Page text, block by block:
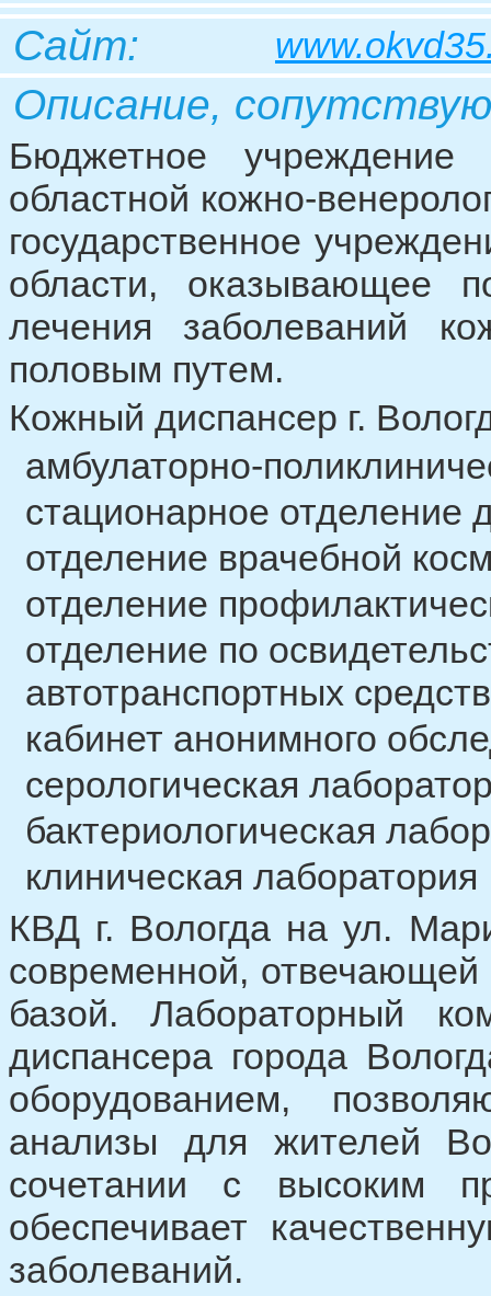
Сайт:
Описание,
Бюджетное учреждение
областной кожно-
государственное
области, оказывающее
лечения заболеваний
половым путем.
Кожный диспансер г.
амбулаторно-
стационарное отделение
отделение врачебной
отделение
отделение по
автотранспортных средств
кабинет анонимного
серологическая
бактериологическая
клиническая лаборатория
КВД г. Вологда на ул.
современной,
базой. Лабораторный
диспансера города
оборудованием,
анализы для жителей
сочетании с высоким
обеспечивает
заболеваний.